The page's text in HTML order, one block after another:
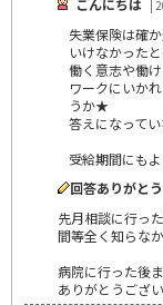
|
失業保険は確
いけなかった
働く意志や働
ワークにいか
うか★
答えになって
受給期間にも
回答ありがと
先月相談に行っ
間等全く知らな
病院に行った後
ありがとうござ